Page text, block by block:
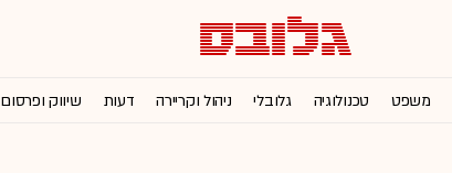
משפט טכנולוגיה גלובלי ניהול וקריירה דעות שיווק ופרסום